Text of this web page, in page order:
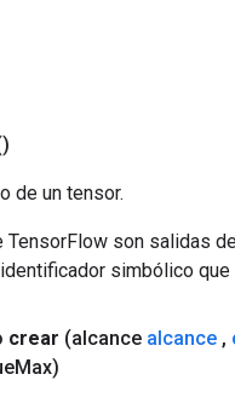
de un tensor.
son salidas
simbólico
crear (alcance alcance ,
Max)